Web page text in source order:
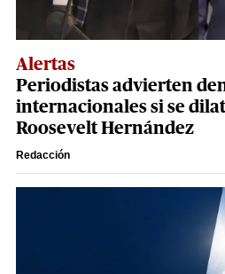
Alertas
Periodistas advierten
internacionales si se
Roosevelt Hernández
Redacción